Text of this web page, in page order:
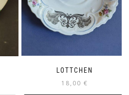
LOTTCHEN
18,00 €